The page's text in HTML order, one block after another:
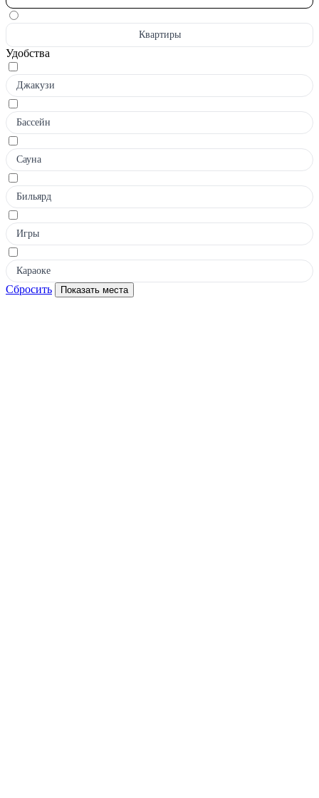
Квартиры
Удобства
Джакузи
Бассейн
Сауна
Бильярд
Игры
Караоке
Сбросить Показать места